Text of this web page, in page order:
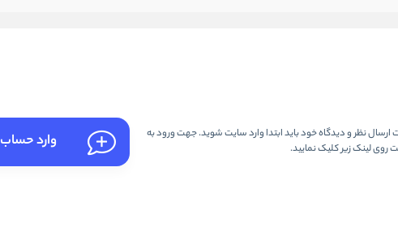
نظر و دیدگاه خود باید ابتدا وارد سایت شوید. جهت ورود به
روی لینک زیر کلیک نمایید.
وارد